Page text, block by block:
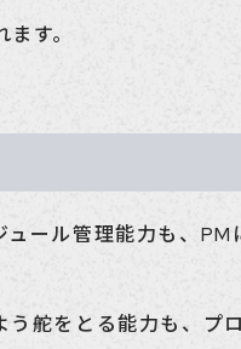
す。
ール管理能力も、PM
舵をとる能力も、プ